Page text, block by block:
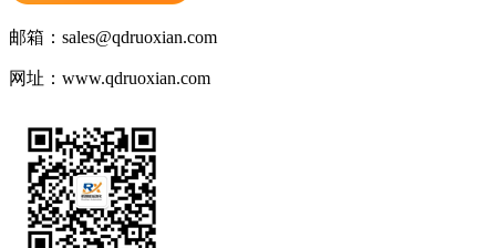
邮箱： sales@qdruoxian.com
网址： www.qdruoxian.com